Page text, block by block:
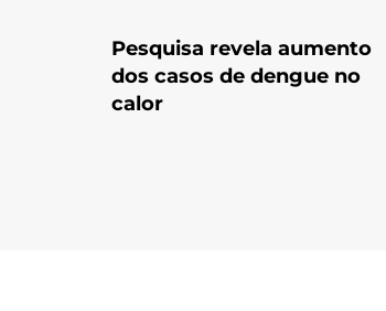
Pesquisa revela aumento
dos casos de dengue no
calor